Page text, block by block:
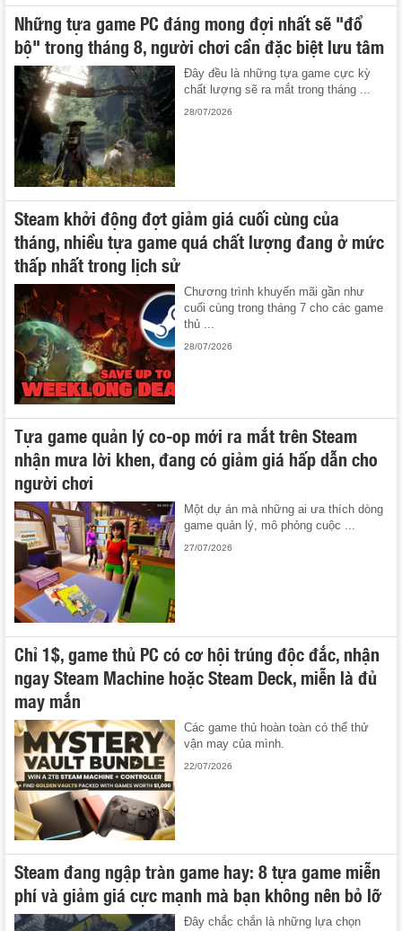
Những tựa game PC đáng mong đợi nhất sẽ "đổ
bộ" trong tháng 8, người chơi cần đặc biệt lưu tâm
Đây đều là những tựa game cực kỳ
chất lượng sẽ ra mắt trong tháng ...
28/07/2026
Steam khởi động đợt giảm giá cuối cùng của
tháng, nhiều tựa game quá chất lượng đang ở mức
thấp nhất trong lịch sử
Chương trình khuyến mãi gần như
cuối cùng trong tháng 7 cho các game
thủ ...
28/07/2026
Tựa game quản lý co-op mới ra mắt trên Steam
nhận mưa lời khen, đang có giảm giá hấp dẫn cho
người chơi
Một dự án mà những ai ưa thích dòng
game quản lý, mô phỏng cuộc ...
27/07/2026
Chỉ 1$, game thủ PC có cơ hội trúng độc đắc, nhận
ngay Steam Machine hoặc Steam Deck, miễn là đủ
may mắn
Các game thủ hoàn toàn có thể thử
vận may của mình.
22/07/2026
Steam đang ngập tràn game hay: 8 tựa game miễn
phí và giảm giá cực mạnh mà bạn không nên bỏ lỡ
Đây chắc chắn là những lựa chọn